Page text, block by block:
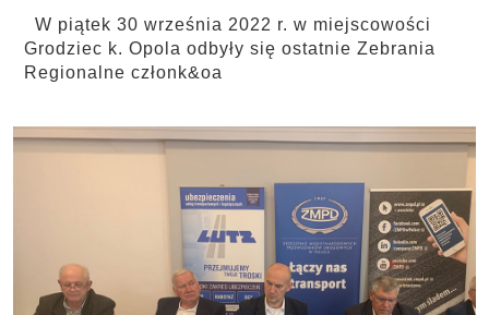
W piątek 30 września 2022 r. w miejscowości
Grodziec k. Opola odbyły się ostatnie Zebrania
Regionalne członk&oa